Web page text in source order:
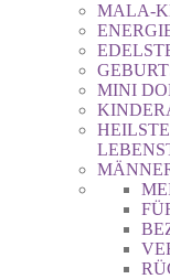
MALA-
MINI